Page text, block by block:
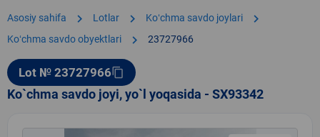
Asosiy sahifa chevron_right Lotlar chevron_right Koʻchma savdo joylari chevron_right
Koʻchma savdo obyektlari chevron_right 23727966
Lot № 23727966content_copy
Ko`chma savdo joyi, yo`l yoqasida - SX93342